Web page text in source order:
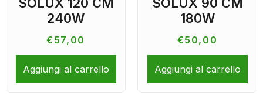
240W
€ 57,00
Aggiungi al carrello
180W
€50,00
Aggiungi al carrello